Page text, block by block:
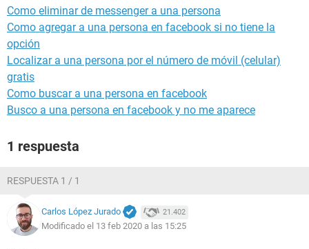
Como eliminar de messenger a una persona
Como agregar a una persona en facebook si no tiene la
opción
Localizar a una persona por el número de móvil (celular)
gratis
Como buscar a una persona en facebook
Busco a una persona en facebook y no me aparece
1 respuesta
RESPUESTA 1 / 1
Carlos López Jurado 21.402
Modificado el 13 feb 2020 a las 15:25